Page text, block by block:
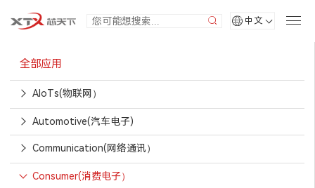
中文
全部应用
AIoTs(物联网）
Automotive(汽车电子)
Communication(网络通讯）
Consumer(消费电子）